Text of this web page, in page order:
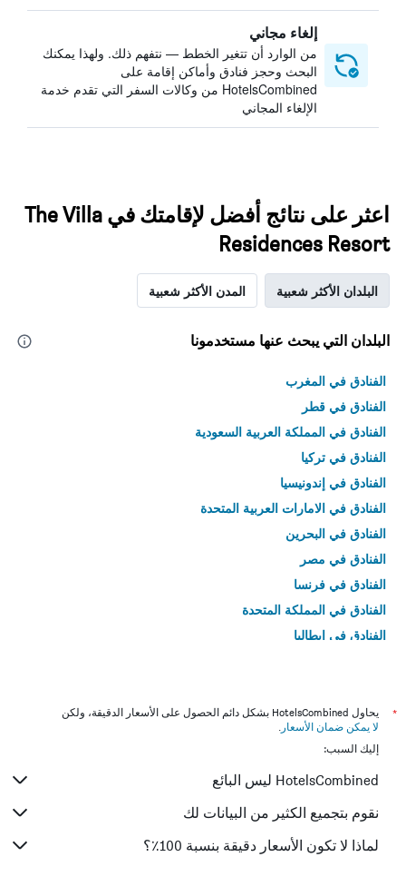
إلغاء مجاني
من الوارد أن تتغير الخطط — نتفهم ذلك. ولهذا يمكنك
البحث وحجز فنادق وأماكن إقامة على
HotelsCombined من وكالات السفر التي تقدم خدمة
الإلغاء المجاني
اعثر على نتائج أفضل لإقامتك في The Villa
Residences Resort
البلدان الأكثر شعبية المدن الأكثر شعبية
البلدان التي يبحث عنها مستخدمونا
الفنادق في المغرب
الفنادق في قطر
الفنادق في المملكة العربية السعودية
الفنادق في تركيا
الفنادق في إندونيسيا
الفنادق في الامارات العربية المتحدة
الفنادق في البحرين
الفنادق في مصر
الفنادق في فرنسا
الفنادق في المملكة المتحدة
الفنادق في إيطاليا
*
يحاول HotelsCombined بشكل دائم الحصول على الأسعار الدقيقة، ولكن
لا يمكن ضمان الأسعار .
إليك السبب:
HotelsCombined ليس البائع
نقوم بتجميع الكثير من البيانات لك
لماذا لا تكون الأسعار دقيقة بنسبة 100٪؟